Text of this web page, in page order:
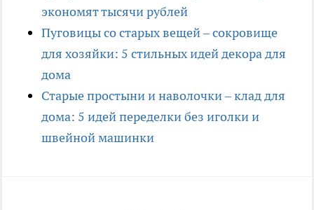
экономят тысячи рублей
Пуговицы со старых вещей – сокровище
для хозяйки: 5 стильных идей декора для
дома
Старые простыни и наволочки – клад для
дома: 5 идей переделки без иголки и
швейной машинки